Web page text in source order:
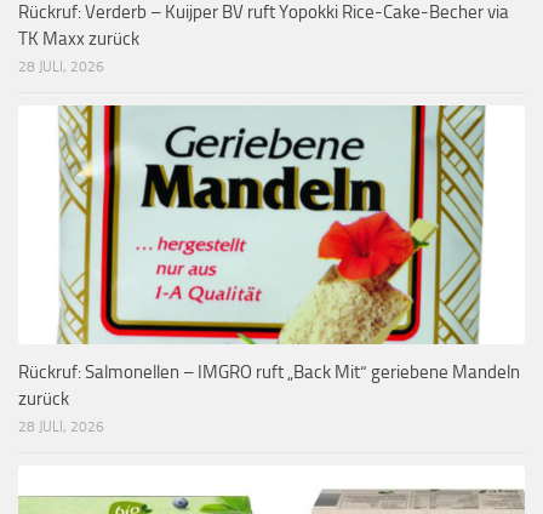
Rückruf: Verderb – Kuijper BV ruft Yopokki Rice-Cake-Becher via
TK Maxx zurück
28 JULI, 2026
Rückruf: Salmonellen – IMGRO ruft „Back Mit“ geriebene Mandeln
zurück
28 JULI, 2026